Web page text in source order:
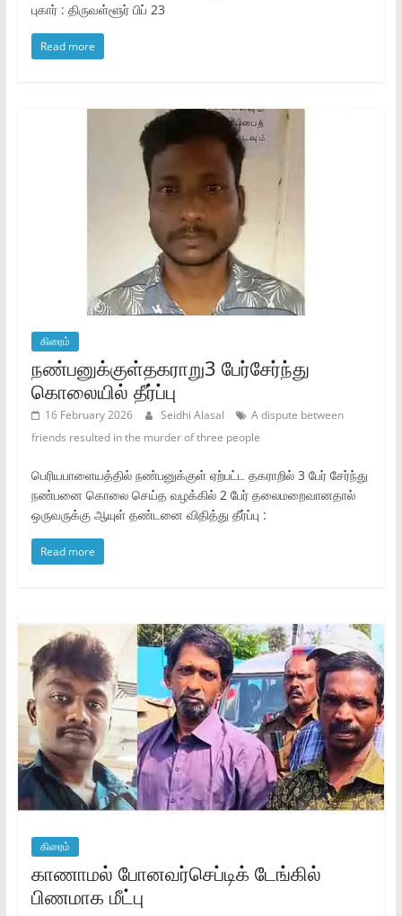
புகார் : திருவள்ளூர் பிப் 23
Read more
கிரைம்
நண்பனுக்குள்தகராறு3 பேர்சேர்ந்து
கொலையில் தீர்ப்பு
16 February 2026 Seidhi Alasal
A dispute between
friends resulted in the murder of three people
பெரியபாளையத்தில் நண்பனுக்குள் ஏற்பட்ட தகராறில் 3 பேர் சேர்ந்து
நண்பனை கொலை செய்த வழக்கில் 2 பேர் தலைமறைவானதால்
ஒருவருக்கு ஆயுள் தண்டனை விதித்து தீர்ப்பு :
Read more
கிரைம்
காணாமல் போனவர்செப்டிக் டேங்கில்
பிணமாக மீட்பு